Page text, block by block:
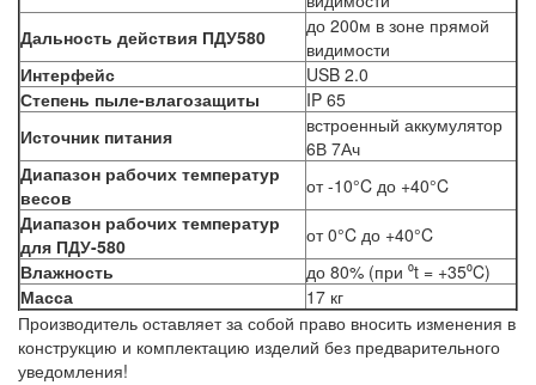
Дальность действия ПДУ580
до 200м в зоне прямой
видимости
Интерфейс
USB 2.0
Степень пыле-влагозащиты
IP 65
Источник питания
встроенный аккумулятор
6В 7Ач
Диапазон рабочих температур
весов
от -10°C до +40°C
Диапазон рабочих температур
для ПДУ-580
от 0°C до +40°C
Влажность
до 80% (при ⁰t = +35⁰C)
Масса
17 кг
Производитель оставляет за собой право вносить изменения в
конструкцию и комплектацию изделий без предварительного
уведомления!